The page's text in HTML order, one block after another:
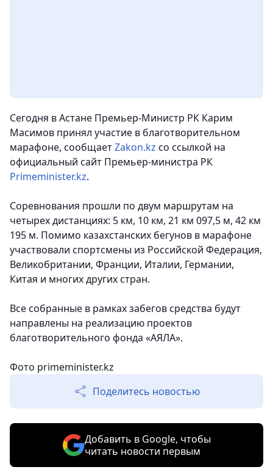
Сегодня в Астане Премьер-Министр РК Карим
Масимов принял участие в благотворительном
марафоне, сообщаетZakon.kz со ссылкой на
официальный сайт Премьер-министра РК
Рrimeminister.kz.
Соревнования прошли по двум маршрутам на
четырех дистанциях: 5 км, 10 км, 21 км 097,5 м, 42 км
195 м. Помимо казахстанских бегунов в марафоне
участвовали спортсмены из Российской Федерация,
Великобритании, Франции, Италии, Германии,
Китая и многих других стран.
Все собранные в рамках забегов средства будут
направлены на реализацию проектов
благотворительного фонда «АЯЛА».
Фото primeminister.kz
Поделитесь новостью
Добавить в Google, чтобы
читать новости первым